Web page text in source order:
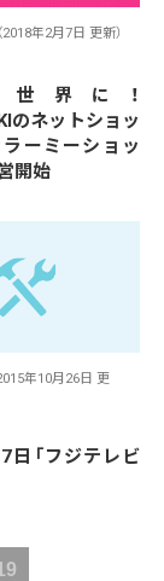
（2018年2月7日 更新）
世界に！
のネットショッ
ーミーショッ
開始
2015年10月26日 更
日「フジテレビ